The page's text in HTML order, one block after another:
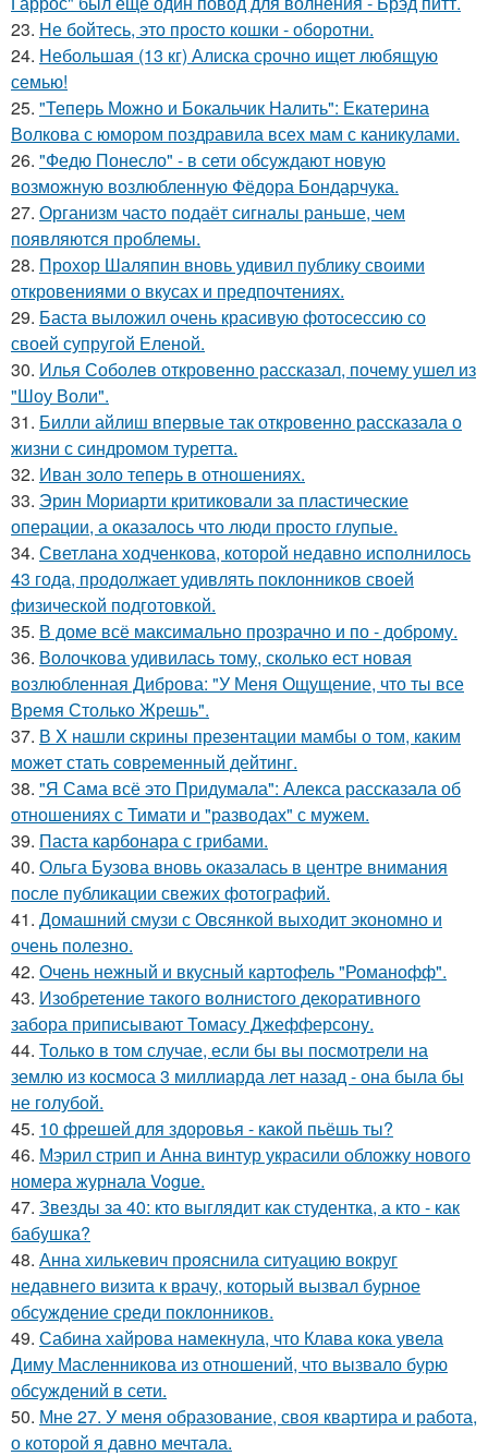
23. Не бойтесь, это просто кошки - оборотни.
24. Небольшая (13 кг) Алиска срочно ищет любящую
семью!
25. "Теперь Можно и Бокальчик Налить": Екатерина
Волкова с юмором поздравила всех мам с каникулами.
26. "Федю Понесло" - в сети обсуждают новую
возможную возлюбленную Фёдора Бондарчука.
27. Организм часто подаёт сигналы раньше, чем
появляются проблемы.
28. Прохор Шаляпин вновь удивил публику своими
откровениями о вкусах и предпочтениях.
29. Баста выложил очень красивую фотосессию со
своей супругой Еленой.
30. Илья Соболев откровенно рассказал, почему ушел из
"Шоу Воли".
31. Билли айлиш впервые так откровенно рассказала о
жизни с синдромом туретта.
32. Иван золо теперь в отношениях.
33. Эрин Мориарти критиковали за пластические
операции, а оказалось что люди просто глупые.
34. Светлана ходченкова, которой недавно исполнилось
43 года, продолжает удивлять поклонников своей
физической подготовкой.
35. В доме всё максимально прозрачно и по - доброму.
36. Волочкова удивилась тому, сколько ест новая
возлюбленная Диброва: "У Меня Ощущение, что ты все
Время Столько Жрешь".
37. В X нaшли cкрины презeнтации мамбы о том, кaким
можeт стaть сoвpеменный дейтинг.
38. "Я Сама всё это Придумала": Алекса рассказала об
отношениях с Тимати и "разводах" с мужем.
39. Паста карбонара с грибами.
40. Ольга Бузова вновь оказалась в центре внимания
после публикации свежих фотографий.
41. Домашний смузи с Овсянкой выходит экономно и
очень полезно.
42. Очень нежный и вкусный картофель "Романофф".
43. Изобретение такого волнистого декоративного
забора приписывают Томасу Джефферсону.
44. Только в том случае, если бы вы посмотрели на
землю из космоса 3 миллиарда лет назад - она была бы
не голубой.
45. 10 фрешей для здоровья - какой пьёшь ты?
46. Мэрил стрип и Анна винтур украсили обложку нового
номера журнала Vogue.
47. Звезды за 40: кто выглядит как студентка, а кто - как
бабушка?
48. Анна хилькевич прояснила ситуацию вокруг
недавнего визита к врачу, который вызвал бурное
обсуждение среди поклонников.
49. Сабина хайрова намекнула, что Клава кока увела
Диму Масленникова из отношений, что вызвало бурю
обсуждений в сети.
50. Мне 27. У меня образование, своя квартира и работа,
о которой я давно мечтала.